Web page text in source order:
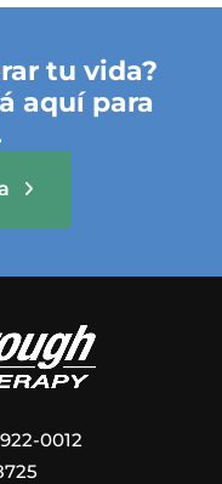
tu vida?
aquí para
0012